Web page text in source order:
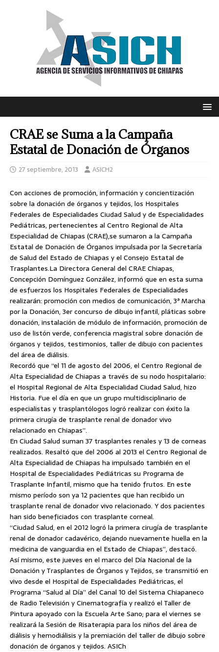
CRAE se Suma a la Campaña
Estatal de Donación de Órganos
27 septiembre, 2013 ASICH2
Con acciones de promoción, información y concientización
sobre la donación de órganos y tejidos, los Hospitales
Federales de Especialidades Ciudad Salud y de Especialidades
Pediátricas, pertenecientes al Centro Regional de Alta
Especialidad de Chiapas (CRAE),se sumaron a la Campaña
Estatal de Donación de Órganos impulsada por la Secretaría
de Salud del Estado de Chiapas y el Consejo Estatal de
Trasplantes.La Directora General del CRAE Chiapas,
Concepción Domínguez González, informó que en esta suma
de esfuerzos los Hospitales Federales de Especialidades
realizarán: promoción con medios de comunicación, 3ª Marcha
por la Donación, 3er concurso de dibujo infantil, pláticas sobre
donación, instalación de módulo de información, promoción de
uso de listón verde, conferencia magistral sobre donación de
órganos y tejidos, testimonios, taller de dibujo con pacientes
del área de diálisis.
Recordó que “el 11 de agosto del 2006, el Centro Regional de
Alta Especialidad de Chiapas a través de su nodo hospitalario:
el Hospital Regional de Alta Especialidad Ciudad Salud, hizo
Historia. Fue el día en que un grupo multidisciplinario de
especialistas y trasplantólogos logró realizar con éxito la
primera cirugía de trasplante renal de donador vivo
relacionado en Chiapas”.
En Ciudad Salud suman 37 trasplantes renales y 13 de corneas
realizados. Resaltó que del 2006 al 2013 el Centro Regional de
Alta Especialidad de Chiapas ha impulsado también en el
Hospital de Especialidades Pediátricas su Programa de
Trasplante Infantil, mismo que ha tenido frutos. En este
mismo período son ya 12 pacientes que han recibido un
trasplante renal de donador vivo relacionado. Y dos pacientes
han sido beneficiados con trasplante corneal.
“Ciudad Salud, en el 2012 logró la primera cirugía de trasplante
renal de donador cadavérico, dejando nuevamente huella en la
medicina de vanguardia en el Estado de Chiapas”, destacó.
Así mismo, este jueves en el marco del Día Nacional de la
Donación y Trasplantes de Órganos y Tejidos, se transmitió en
vivo desde el Hospital de Especialidades Pediátricas, el
Programa “Salud al Día” del Canal 10 del Sistema Chiapaneco
de Radio Televisión y Cinematografía y realizó el Taller de
Pintura apoyado con la Escuela Arte Sano; para el viernes se
realizará la Sesión de Risaterapia para los niños del área de
diálisis y hemodiálisis y la premiación del taller de dibujo sobre
donación de órganos y tejidos. ASICh